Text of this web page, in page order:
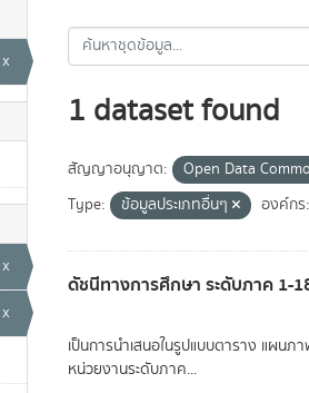
x
x
x
1 dataset found
สัญญาอนุญาต: Open Data
Type:
ข้อมูลประเภทอื่นๆ องค์กร:
ดัชนีทางการศึกษา ระดับภาค 1-
เป็นการนำเสนอในรูปแบบตาราง แผน
หน่วยงานระดับภาค...